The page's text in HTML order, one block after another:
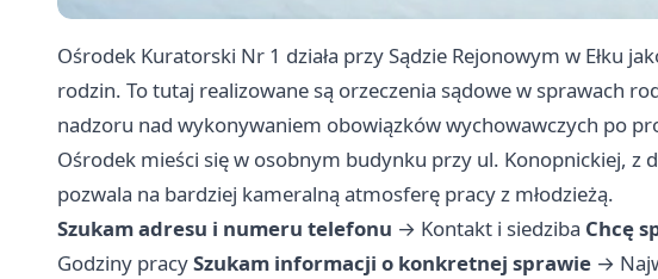
Ośrodek Kuratorski Nr 1 działa przy Sądzie Rejonowym w Ełku
rodzin. To tutaj realizowane są orzeczenia sądowe w sprawach
nadzoru nad wykonywaniem obowiązków wychowawczych po
Ośrodek mieści się w osobnym budynku przy ul. Konopnickiej, z
pozwala na bardziej kameralną atmosferę pracy z młodzieżą.
Szukam adresu i numeru telefonu → Kontakt i siedziba Chcę
Godziny pracySzukam informacji o konkretnej sprawie →